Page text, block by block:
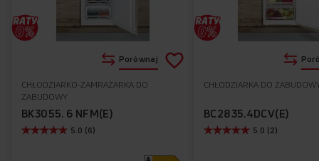
CHŁODZIARKO-ZAMRAŻARKA DO
ZABUDOWY
BK3055. 6 NFM(E)
5.0 (6)
Porównaj Dodaj
ulubionych
CHŁODZIARKA DO
BC2835.4DCV(E)
5.0 (2)